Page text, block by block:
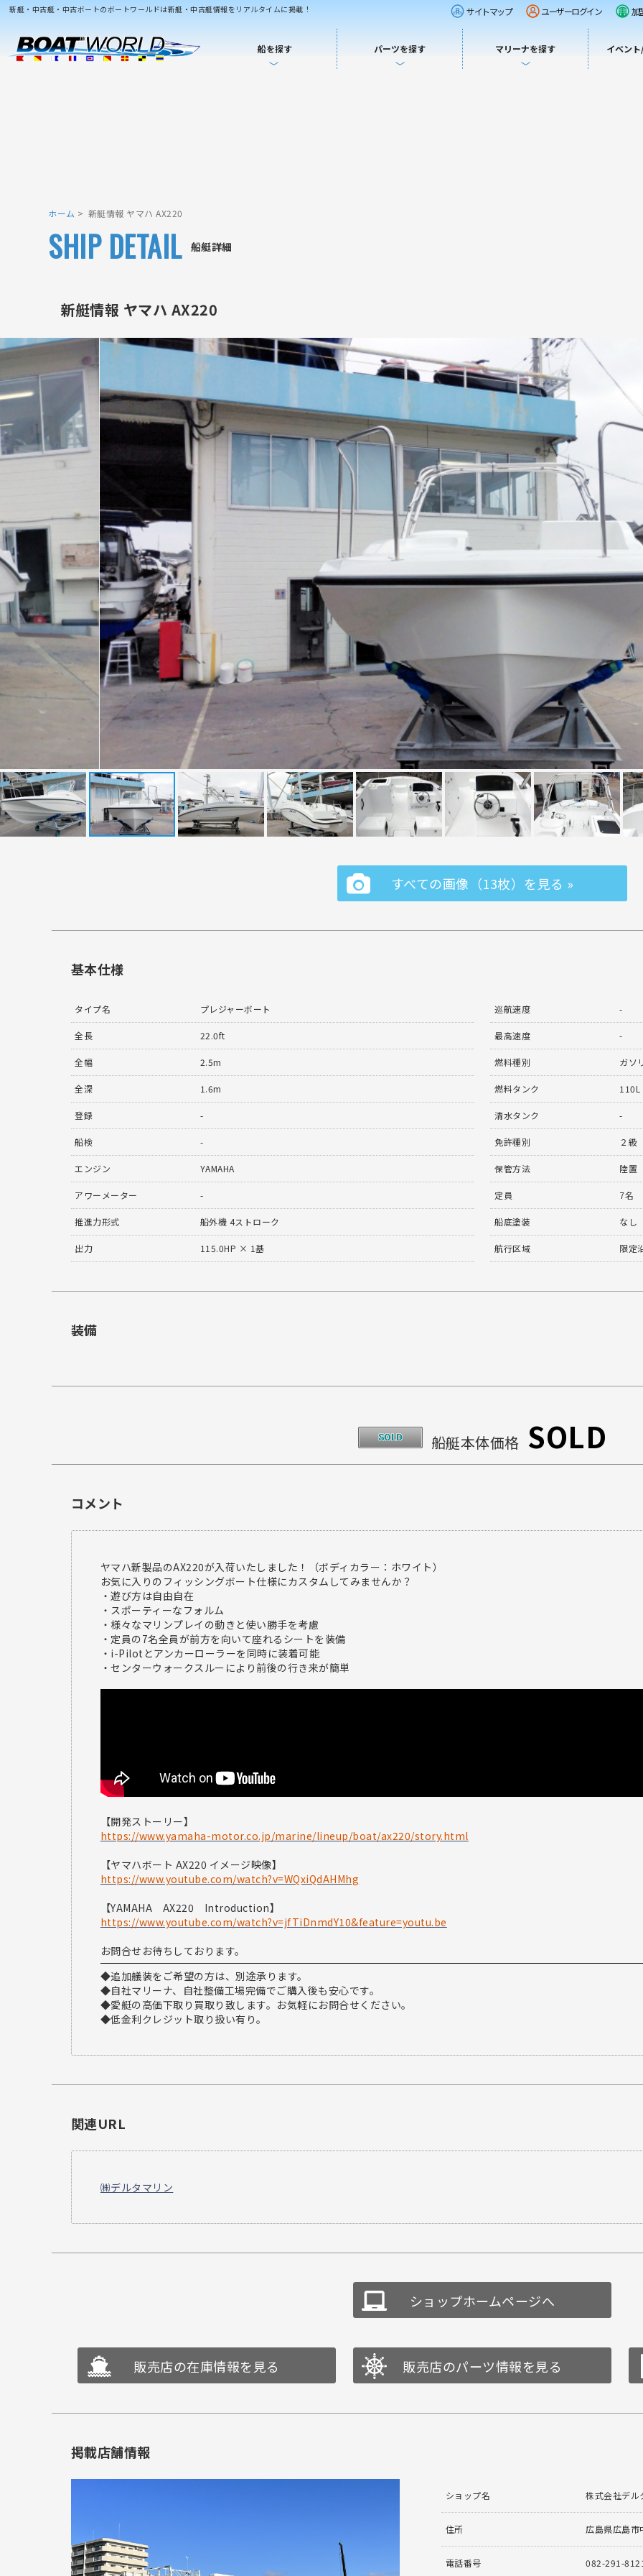
新艇・中古艇・中古ボートのボートワールドは新艇・中古艇情報をリアルタイムに掲載！ サイトマップ ユーザーログイン 加
船を探す パーツを探す マリーナを探す イベン
ホーム 新艇情報 ヤマハ AX220
船艇詳細
SHIP DETAIL
新艇情報 ヤマハ AX220
すべての画像（13枚）を見る »
基本仕様
タイプ名 プレジャーボート
全長 22.0ft
全幅 2.5m
全深 1.6m
登録 -
船検 -
エンジン YAMAHA
アワーメーター -
推進力形式 船外機 4ストローク
出力 115.0HP × 1基
巡航速度 -
最高速度 -
燃料種別 ガソ
燃料タンク 110L
清水タンク -
免許種別 ２級
保管方法 陸置
定員 7名
船底塗装 なし
航行区域 限定
装備
船艇本体価格 SOLD
コメント
ヤマハ新製品のAX220が入荷いたしました！（ボディカラー：ホワイト）
お気に入りのフィッシングボート仕様にカスタムしてみませんか？
・遊び方は自由自在
・スポーティーなフォルム
・様々なマリンプレイの動きと使い勝手を考慮
・定員の7名全員が前方を向いて座れるシートを装備
・i-Pilotとアンカーローラーを同時に装着可能
・センターウォークスルーにより前後の行き来が簡単
【開発ストーリー】
https://www.yamaha-motor.co.jp/marine/lineup/boat/ax220/story.html
【ヤマハボート AX220 イメージ映像】
https://www.youtube.com/watch?v=WQxiQdAHMhg
【YAMAHA AX220 Introduction】
https://www.youtube.com/watch?v=jfTiDnmdY10&feature=youtu.be
お問合せお待ちしております。
◆追加艤装をご希望の方は、別途承ります。
◆自社マリーナ、自社整備工場完備でご購入後も安心です。
◆愛艇の高価下取り買取り致します。お気軽にお問合せください。
◆低金利クレジット取り扱い有り。
関連URL
㈱デルタマリン
ショップホームページへ
販売店の在庫情報を見る 販売店のパーツ情報を見る
掲載店舗情報
ショップ名 株式会社デル
住所 広島県広島
電話番号 082-291-8121